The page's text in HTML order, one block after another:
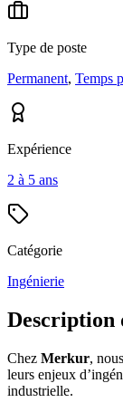
Type de poste
Permanent, Temps
Expérience
2 à 5 ans
Catégorie
Ingénierie
Description
Chez Merkur,
leurs enjeux
industrielle.